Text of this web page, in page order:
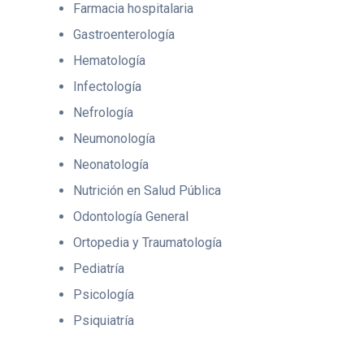
Farmacia hospitalaria
Gastroenterología
Hematología
Infectología
Nefrología
Neumonología
Neonatología
Nutrición en Salud Pública
Odontología General
Ortopedia y Traumatología
Pediatría
Psicología
Psiquiatría